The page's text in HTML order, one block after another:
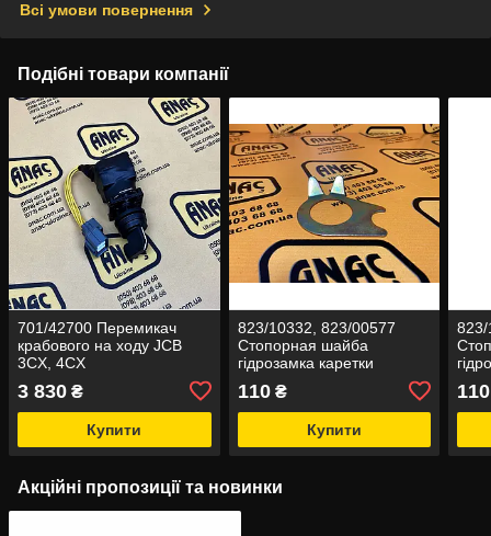
Всі умови повернення
Подібні товари компанії
701/42700 Перемикач
крабового на ходу JCB
3CX, 4CX
3 830 ₴
Купити
823/10332, 823/00577
Стопорная шайба
гідрозамка каретки
(права) на JCB 3CX, 4CX
110₴
Купити
110
Акційні пропозиції та новинки